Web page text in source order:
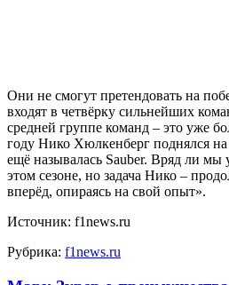
Они не смогут претендовать на
входят в четвёрку сильнейших
средней группе команд – это уже
году Нико Хюлкенберг поднялся
ещё называлась Sauber. Вряд ли
этом сезоне, но задача Нико –
вперёд, опираясь на свой опыт».
Источник: f1news.ru
Рубрика: f1news.ru